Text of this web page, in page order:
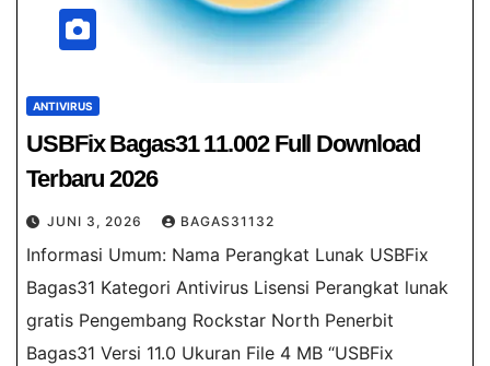
ANTIVIRUS
USBFix Bagas31 11.002​ Full Download
Terbaru 2026
JUNI 3, 2026 BAGAS31132
Informasi Umum: Nama Perangkat Lunak USBFix
Bagas31 Kategori Antivirus Lisensi Perangkat lunak
gratis Pengembang Rockstar North Penerbit
Bagas31 Versi 11.0 Ukuran File 4 MB “USBFix